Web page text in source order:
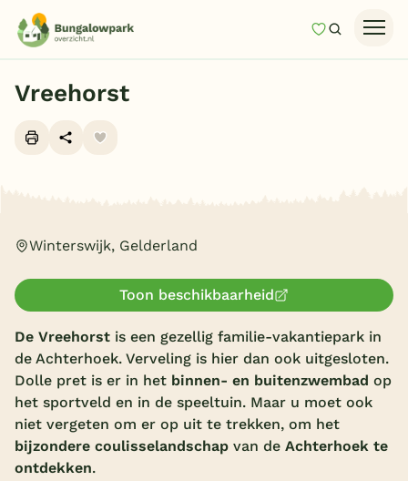
MijnZoeken
Vakantiehuizen
Vakantiepark keuzehulp
Onze vakantiegidsen
Vakantieparken
Subtropisch zwembad
Overdekt zwembad
Vreehorst
Winterswijk, Gelderland
Toon beschikbaarheid
De Vreehorst is een gezellig familie-vakantiepark in
de Achterhoek. Verveling is hier dan ook uitgesloten.
Dolle pret is er in het binnen- en buitenzwembad op
het sportveld en in de speeltuin. Maar u moet ook
niet vergeten om er op uit te trekken, om het
bijzondere coulisselandschap van de Achterhoek te
ontdekken.